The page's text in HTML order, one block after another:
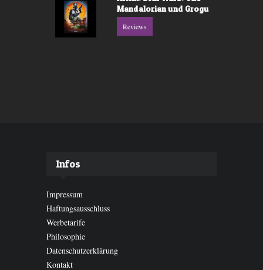
Mandalorian und Grogu
Reviews
Infos
Impressum
Haftungsausschluss
Werbetarife
Philosophie
Datenschutzerklärung
Kontakt